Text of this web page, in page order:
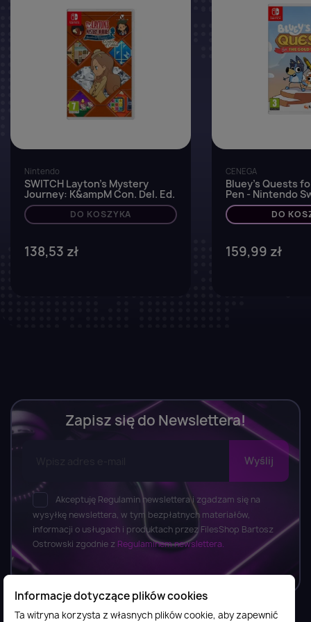
Nintendo
SWITCH Layton's Mystery
Journey: K&ampM Con. Del. Ed.
DO KOSZYKA
138,53 zł
CENEGA
Bluey's Quests
Pen - Nintendo
DO
159,99 zł
Zapisz się do Newslettera!
Akceptuję Regulamin newslettera i zgadzam się na
wysyłkę newslettera, w tym bezpłatnych materiałów,
informacji o usługach i produktach przez FilesShop Bartosz
Ostrowski zgodnie z Regulaminem newslettera.
Informacje dotyczące plików cookies
Ta witryna korzysta z własnych plików cookie, aby zapewnić